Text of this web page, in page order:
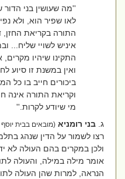
מה שעושין בני הדור
לאו שפיר הוא, ולא
התורה בקריאת החזן,
איניש לשויי שליח...
התקינו שיהיו מקרים,
ואין במשנת זו סיוע
ביכורים חייב בו כל
וקריאת התורה אינה
מי שיודע לקרות.''
בני רומניא (מובאים בבית יוסף
רצו לשמור על הדין שנהג
ולכן במקרים בהם העולה לא
אומר מילה במילה, והעולה
הנראה, למרות שהן העולה